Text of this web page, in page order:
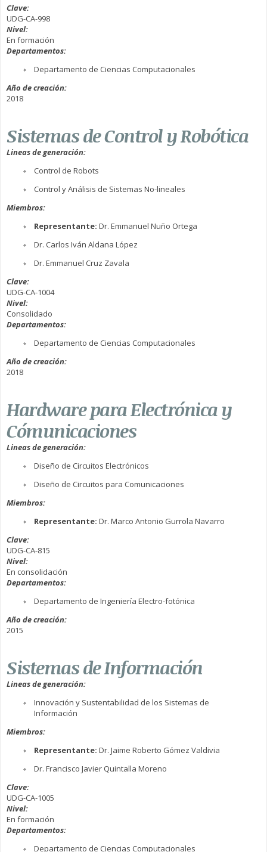
Clave:
UDG-CA-998
Nivel:
En formación
Departamentos:
Departamento de Ciencias Computacionales
Año de creación:
2018
Sistemas de Control y Robótica
Lineas de generación:
Control de Robots
Control y Análisis de Sistemas No-lineales
Miembros:
Representante: Dr. Emmanuel Nuño Ortega
Dr. Carlos Iván Aldana López
Dr. Emmanuel Cruz Zavala
Clave:
UDG-CA-1004
Nivel:
Consolidado
Departamentos:
Departamento de Ciencias Computacionales
Año de creación:
2018
Hardware para Electrónica y
Cómunicaciones
Lineas de generación:
Diseño de Circuitos Electrónicos
Diseño de Circuitos para Comunicaciones
Miembros:
Representante: Dr. Marco Antonio Gurrola Navarro
Clave:
UDG-CA-815
Nivel:
En consolidación
Departamentos:
Departamento de Ingeniería Electro-fotónica
Año de creación:
2015
Sistemas de Información
Lineas de generación:
Innovación y Sustentabilidad de los Sistemas de
Información
Miembros:
Representante: Dr. Jaime Roberto Gómez Valdivia
Dr. Francisco Javier Quintalla Moreno
Clave:
UDG-CA-1005
Nivel:
En formación
Departamentos:
Departamento de Ciencias Computacionales